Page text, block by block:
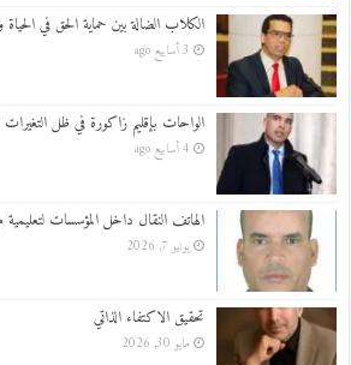
الكلاب الضالة بين حماية الحق في الحياة
3 أسابيع ago
الواحات بإقليم زاكورة في ظل التغيرات
4 أسابيع ago
الهاتف النقال داخل المؤسسات لتعليمية
يونيو 7, 2026
تحقيق الاكتفاء الذاتي
مايو 30, 2026